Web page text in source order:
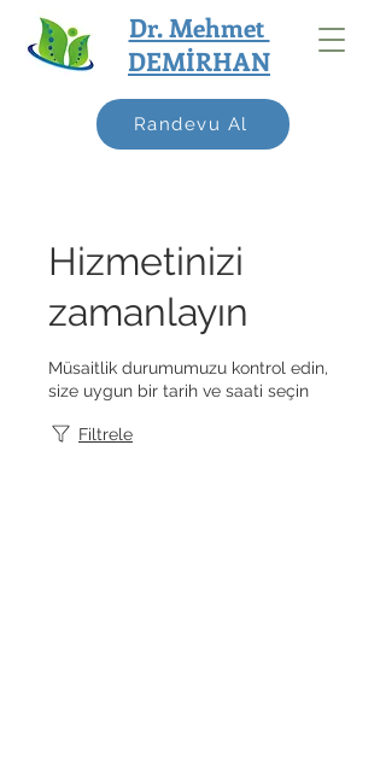
Dr. Mehmet
DEMİRHAN
Randevu Al
Hizmetinizi
zamanlayın
Müsaitlik durumumuzu kontrol edin,
size uygun bir tarih ve saati seçin
Filtrele